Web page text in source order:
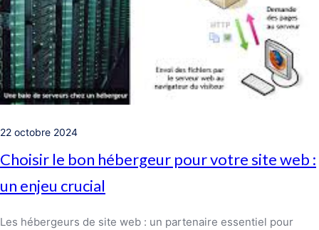
22 octobre 2024
Choisir le bon hébergeur pour votre site web :
un enjeu crucial
Les hébergeurs de site web : un partenaire essentiel pour